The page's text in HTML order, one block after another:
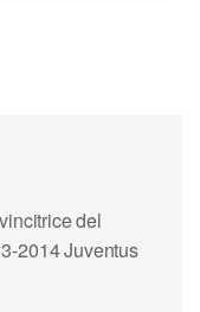
del
2014 Juventus